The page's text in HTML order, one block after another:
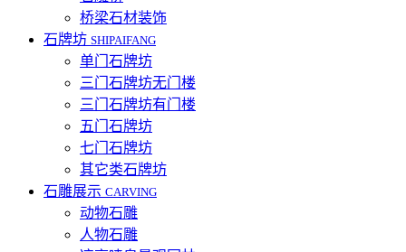
桥梁石材装饰
石牌坊 SHIPAIFANG
单门石牌坊
三门石牌坊无门楼
三门石牌坊有门楼
五门石牌坊
七门石牌坊
其它类石牌坊
石雕展示 CARVING
动物石雕
人物石雕